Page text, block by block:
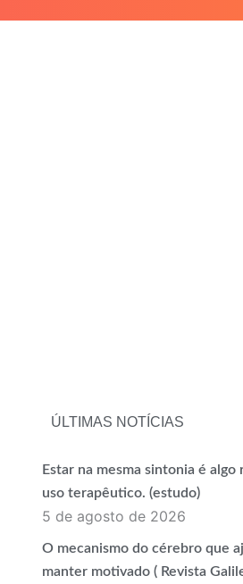
ÚLTIMAS NOTÍCIAS
Estar na mesma sintonia é
uso terapêutico. (estudo)
5 de agosto de 2026
O mecanismo do cérebro que
manter motivado ( Revista